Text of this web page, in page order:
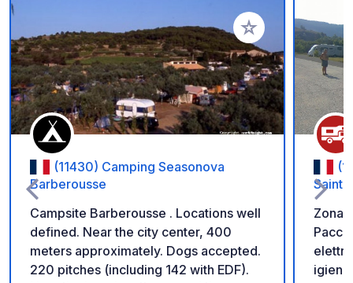
Aggiungi ai tuoi
(11430) Camping Seasonova
Barberousse
Campsite Barberousse . Locations well
defined. Near the city center, 400
meters approximately. Dogs accepted.
220 pitches (including 142 with EDF).
Zona